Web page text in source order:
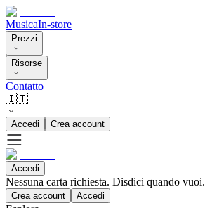
MusicaIn-store
Prezzi
Risorse
Contatto
🇮🇹
Accedi Crea account
Accedi
Nessuna carta richiesta. Disdici quando vuoi.
Crea account Accedi